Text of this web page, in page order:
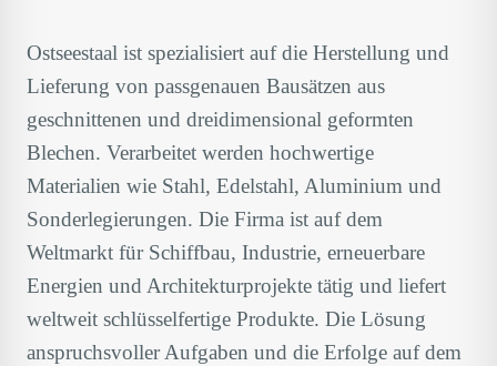
Ostseestaal ist spezialisiert auf die Herstellung und
Lieferung von passgenauen Bausätzen aus
geschnittenen und dreidimensional geformten
Blechen. Verarbeitet werden hochwertige
Materialien wie Stahl, Edelstahl, Aluminium und
Sonderlegierungen. Die Firma ist auf dem
Weltmarkt für Schiffbau, Industrie, erneuerbare
Energien und Architekturprojekte tätig und liefert
weltweit schlüsselfertige Produkte. Die Lösung
anspruchsvoller Aufgaben und die Erfolge auf dem